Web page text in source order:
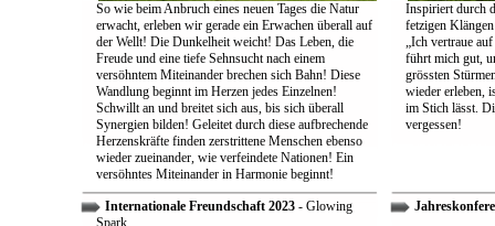
So wie beim Anbruch eines neuen Tages die Natur
erwacht, erleben wir gerade ein Erwachen überall auf
der Wellt! Die Dunkelheit weicht! Das Leben, die
Freude und eine tiefe Sehnsucht nach einem
versöhntem Miteinander brechen sich Bahn! Diese
Wandlung beginnt im Herzen jedes Einzelnen!
Schwillt an und breitet sich aus, bis sich überall
Synergien bilden! Geleitet durch diese aufbrechende
Herzenskräfte finden zerstrittene Menschen ebenso
wieder zueinander, wie verfeindete Nationen! Ein
versöhntes Miteinander in Harmonie beginnt!
Inspiriert durch
fetzigen
„Ich vertraue
führt mich gut,
grössten
wieder erleben,
im Stich lässt.
vergessen!
Internationale Freundschaft 2023- Glowing
Spark